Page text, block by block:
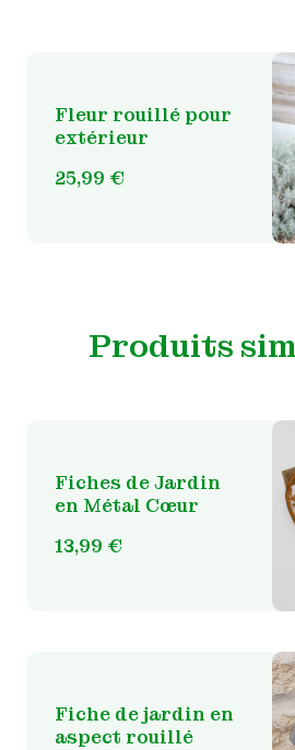
Fleur rouillé pour
extérieur
25,99 €
Produits
Fiches de Jardin
en Métal Cœur
13,99 €
Fiche de jardin en
aspect rouillé